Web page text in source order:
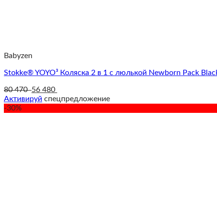
Babyzen
Stokke® YOYO³ Коляска 2 в 1 с люлькой Newborn Pack
80 470 56 480
Активируй спецпредложение
-30%